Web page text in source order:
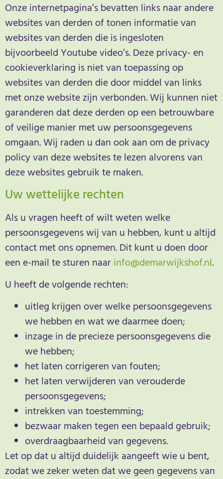
Onze internetpagina’s bevatten links naar andere
websites van derden of tonen informatie van
websites van derden die is ingesloten
bijvoorbeeld Youtube video’s. Deze privacy- en
cookieverklaring is niet van toepassing op
websites van derden die door middel van links
met onze website zijn verbonden. Wij kunnen niet
garanderen dat deze derden op een betrouwbare
of veilige manier met uw persoonsgegevens
omgaan. Wij raden u dan ook aan om de privacy
policy van deze websites te lezen alvorens van
deze websites gebruik te maken.
Uw wettelijke rechten
Als u vragen heeft of wilt weten welke
persoonsgegevens wij van u hebben, kunt u altijd
contact met ons opnemen. Dit kunt u doen door
een e-mail te sturen naarinfo@demarwijkshof.nl.
U heeft de volgende rechten:
uitleg krijgen over welke persoonsgegevens
we hebben en wat we daarmee doen;
inzage in de precieze persoonsgegevens die
we hebben;
het laten corrigeren van fouten;
het laten verwijderen van verouderde
persoonsgegevens;
intrekken van toestemming;
bezwaar maken tegen een bepaald gebruik;
overdraagbaarheid van gegevens.
Let op dat u altijd duidelijk aangeeft wie u bent,
zodat we zeker weten dat we geen gegevens van